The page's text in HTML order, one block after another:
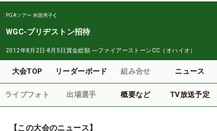
PGAツアー 米国男子
WGC-ブリヂストン招待
2012年8月2日-8月5日 賞金総額 ―ファイアーストーンCC（オハイオ）
大会TOP リーダーボード 組み合せ ニュース
ライブフォト 出場選手 概要など TV放送予定
【この大会のニュース】